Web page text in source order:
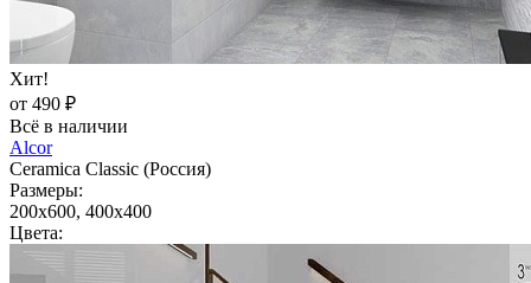
Хит!
от 490 ₽
Всё в наличии
Alcor
Ceramica Classic (Россия)
Размеры:
200x600, 400x400
Цвета: